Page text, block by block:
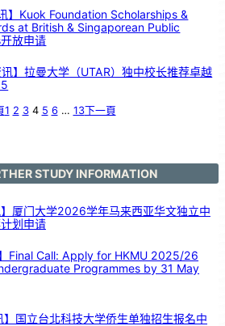
】Kuok Foundation Scholarships &
at British & Singaporean Public
放申请
讯】拉曼大学（UTAR）独中校长推荐卓越
1 2 3 4 5 6 … 13下一頁
STUDY INFORMATION
】厦门大学2026学年马来西亚华文独立中
划申请
】Final Call: Apply for HKMU 2025/26
Programmes by 31 May
】国立台北科技大学侨生单独招生报名中